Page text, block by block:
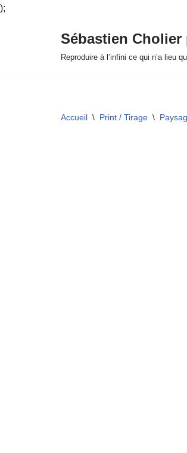
);
Sébastien
Reproduire à l’infini ce qui n’a lieu
Accueil \ Print / Tirage \